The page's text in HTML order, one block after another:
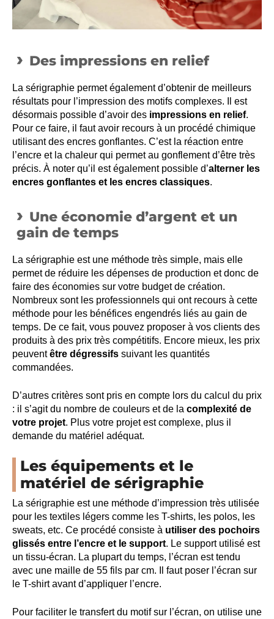
Des impressions en relief
La sérigraphie permet également d’obtenir de meilleurs
résultats pour l’impression des motifs complexes. Il est
désormais possible d’avoir des impressions en relief.
Pour ce faire, il faut avoir recours à un procédé chimique
utilisant des encres gonflantes. C’est la réaction entre
l’encre et la chaleur qui permet au gonflement d’être très
précis. À noter qu’il est également possible d’alterner les
encres gonflantes et les encres classiques.
Une économie d’argent et un
gain de temps
La sérigraphie est une méthode très simple, mais elle
permet de réduire les dépenses de production et donc de
faire des économies sur votre budget de création.
Nombreux sont les professionnels qui ont recours à cette
méthode pour les bénéfices engendrés liés au gain de
temps. De ce fait, vous pouvez proposer à vos clients des
produits à des prix très compétitifs. Encore mieux, les prix
peuventêtre dégressifs suivant les quantités
commandées.
D’autres critères sont pris en compte lors du calcul du prix
: il s’agit du nombre de couleurs et de la complexité de
votre projet. Plus votre projet est complexe, plus il
demande du matériel adéquat.
Les équipements et le
matériel de sérigraphie
La sérigraphie est une méthode d’impression très utilisée
pour les textiles légers comme les T-shirts, les polos, les
sweats, etc. Ce procédé consiste à utiliser des pochoirs
glissés entre l’encre et le support. Le support utilisé est
un tissu-écran. La plupart du temps, l’écran est tendu
avec une maille de 55 fils par cm. Il faut poser l’écran sur
le T-shirt avant d’appliquer l’encre.
Pour faciliter le transfert du motif sur l’écran, on utilise une